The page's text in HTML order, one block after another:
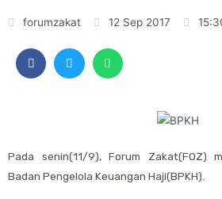
forumzakat 12 Sep 2017
Pada senin(11/9), Forum Zakat(FOZ)
Badan Pengelola Keuangan Haji(BPKH).